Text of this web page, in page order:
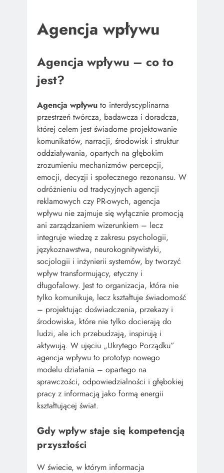
Agencja wpływu
Agencja wpływu – co to
jest?
Agencja wpływu to interdyscyplinarna
przestrzeń twórcza, badawcza i doradcza,
której celem jest świadome projektowanie
komunikatów, narracji, środowisk i struktur
oddziaływania, opartych na głębokim
zrozumieniu mechanizmów percepcji,
emocji, decyzji i społecznego rezonansu. W
odróżnieniu od tradycyjnych agencji
reklamowych czy PR-owych, agencja
wpływu nie zajmuje się wyłącznie promocją
ani zarządzaniem wizerunkiem – lecz
integruje wiedzę z zakresu psychologii,
językoznawstwa, neurokognitywistyki,
socjologii i inżynierii systemów, by tworzyć
wpływ transformujący, etyczny i
długofalowy. Jest to organizacja, która nie
tylko komunikuje, lecz kształtuje świadomość
– projektując doświadczenia, przekazy i
środowiska, które nie tylko docierają do
ludzi, ale ich przebudzają, inspirują i
aktywują. W ujęciu „Ukrytego Porządku”
agencja wpływu to prototyp nowego
modelu działania – opartego na
sprawczości, odpowiedzialności i głębokiej
pracy z informacją jako formą energii
kształtującej świat.
Gdy wpływ staje się kompetencją
przyszłości
W świecie, w którym informacja